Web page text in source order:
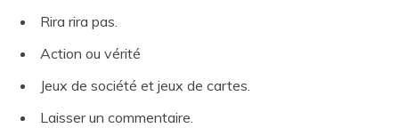
Rira rira pas.
Action ou vérité
Jeux de société et jeux de cartes.
Laisser un commentaire.